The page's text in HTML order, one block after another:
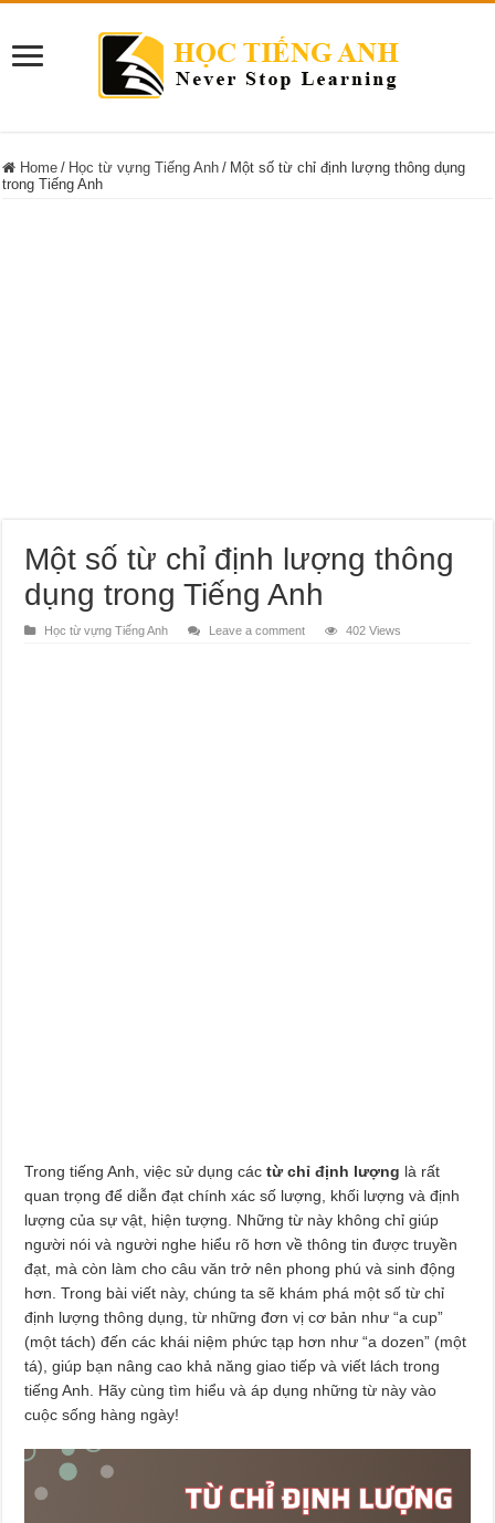
Home / Học từ vựng Tiếng Anh / Một số từ chỉ định lượng thông dụng
trong Tiếng Anh
Một số từ chỉ định lượng thông
dụng trong Tiếng Anh
Học từ vựng Tiếng Anh Leave a comment 402 Views
Trong tiếng Anh, việc sử dụng các từ chỉ định lượng là rất
quan trọng để diễn đạt chính xác số lượng, khối lượng và định
lượng của sự vật, hiện tượng. Những từ này không chỉ giúp
người nói và người nghe hiểu rõ hơn về thông tin được truyền
đạt, mà còn làm cho câu văn trở nên phong phú và sinh động
hơn. Trong bài viết này, chúng ta sẽ khám phá một số từ chỉ
định lượng thông dụng, từ những đơn vị cơ bản như “a cup”
(một tách) đến các khái niệm phức tạp hơn như “a dozen” (một
tá), giúp bạn nâng cao khả năng giao tiếp và viết lách trong
tiếng Anh. Hãy cùng tìm hiểu và áp dụng những từ này vào
cuộc sống hàng ngày!